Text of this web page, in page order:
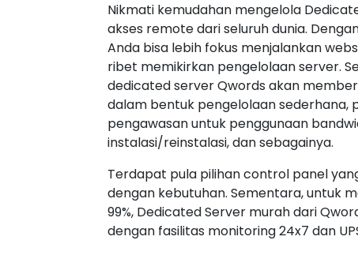
Nikmati kemudahan mengelola
akses remote dari seluruh dunia.
Anda bisa lebih fokus menjalankan
ribet memikirkan pengelolaan server.
dedicated server Qwords akan
dalam bentuk pengelolaan sederhana,
pengawasan untuk penggunaan
instalasi/reinstalasi, dan sebagainya.
Terdapat pula pilihan control panel
dengan kebutuhan. Sementara, untuk
99%, Dedicated Server murah dari
dengan fasilitas monitoring 24x7 dan